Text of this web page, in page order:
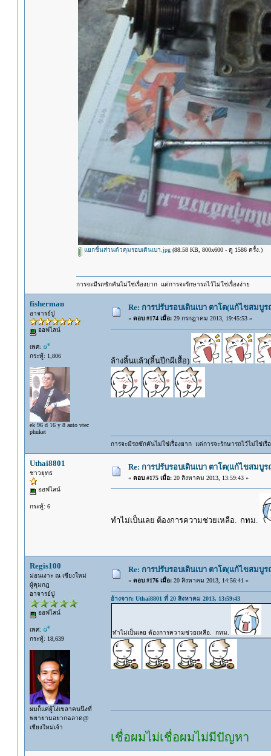
แยกชิ้นส่วนตัวคุมรอบเดินเบา.jpg(88.58 KB, 800x600 - ดู 1586 ครั้ง.)
การจะมีรถซักคันไม่ใช่เรื่องยาก แต่การจะรักษารถไว้ไม่ใช่เรื่องง่าย
fisherman
อาจารย์ปู่
ออฟไลน์
เพศ:
กระทู้: 1,806
ek 96 d 16 y 8 auto vtec
phuket
Re: การปรับรอบเดินเบา ตาโต(แก้ไขสมบู
« ตอบ #174 เมื่อ:29 กรกฎาคม 2013, 19:45:53 »
ล้างลิ้นแล้ว(ลิ้นปีกผีเสื้อ)
การจะมีรถซักคันไม่ใช่เรื่องยาก แต่การจะรักษารถไว้ไม่ใช่เรื่
Uthai8801
ชาวยุทธ
ออฟไลน์
กระทู้: 6
Re: การปรับรอบเดินเบา ตาโต(แก้ไขสมบู
« ตอบ #175 เมื่อ:20 สิงหาคม 2013, 13:59:43 »
ทำไม่เป็นเลย ต้องการความช่วยเหลือ. กทม.
Regis100
ม่อนเงาะ ณ เชียงใหม่
ผู้คุมกฎ
อาจารย์ปู่
ออฟไลน์
เพศ:
กระทู้: 18,639
ผมก็แค่ผู้โง่เขลาคนนึงที่
พยายามอยากฉลาด@
เชียงใหม่เจ้า
Re: การปรับรอบเดินเบา ตาโต(แก้ไขสมบู
« ตอบ #176 เมื่อ:20 สิงหาคม 2013, 14:56:41 »
อ้างจาก: Uthai8801 ที่ 20 สิงหาคม 2013, 13:59:43
ทำไม่เป็นเลย ต้องการความช่วยเหลือ. กทม.
เชื่อผมไม่เชื่อผมไม่มีปัญหา